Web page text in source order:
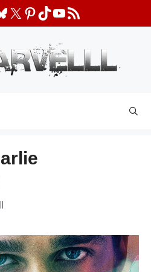
X Pinterest
TikTok
YouTube
Flux RSS